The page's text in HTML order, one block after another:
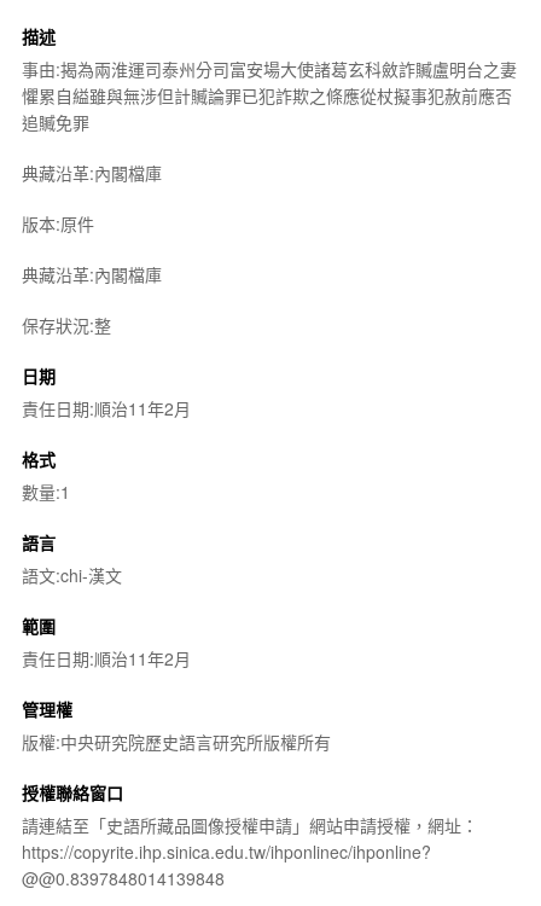
描述
事由:揭為兩淮運司泰州分司富安場大使諸葛玄科斂詐贓盧明台之妻
懼累自縊雖與無涉但計贓論罪已犯詐欺之條應從杖擬事犯赦前應否
追贓免罪
典藏沿革:內閣檔庫
版本:原件
典藏沿革:內閣檔庫
保存狀況:整
日期
責任日期:順治11年2月
格式
數量:1
語言
語文:chi-漢文
範圍
責任日期:順治11年2月
管理權
版權:中央研究院歷史語言研究所版權所有
授權聯絡窗口
請連結至「史語所藏品圖像授權申請」網站申請授權，網址：
https://copyrite.ihp.sinica.edu.tw/ihponlinec/ihponline?
@@0.8397848014139848